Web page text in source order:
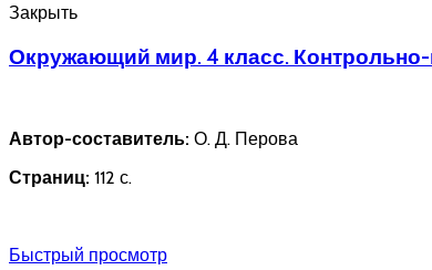
Закрыть
Окружающий мир. 4 класс.
Автор-составитель: О. Д. Перова
Страниц: 112 с.
Быстрый просмотр